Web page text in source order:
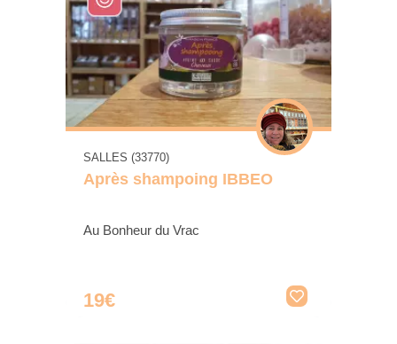
SALLES (33770)
Après shampoing IBBEO
Au Bonheur du Vrac
19€